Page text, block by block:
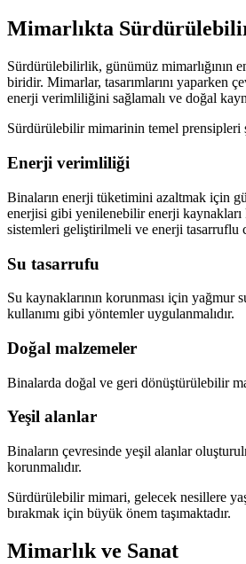
Mimarlıkta
Sürdürülebilirlik, günümüz mimarlığının
biridir. Mimarlar, tasarımlarını yaparken
enerji verimliliğini sağlamalı ve doğal
Sürdürülebilir mimarinin temel prensipleri
Enerji verimliliği
Binaların enerji tüketimini azaltmak için
enerjisi gibi yenilenebilir enerji kaynakları
sistemleri geliştirilmeli ve enerji tasarruflu
Su tasarrufu
Su kaynaklarının korunması için yağmur
kullanımı gibi yöntemler uygulanmalıdır.
Doğal malzemeler
Binalarda doğal ve geri dönüştürülebilir
Yeşil alanlar
Binaların çevresinde yeşil alanlar
korunmalıdır.
Sürdürülebilir mimari, gelecek nesillere
bırakmak için büyük önem taşımaktadır.
Mimarlık ve Sanat